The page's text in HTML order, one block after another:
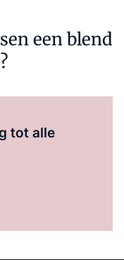
een blend
tot alle